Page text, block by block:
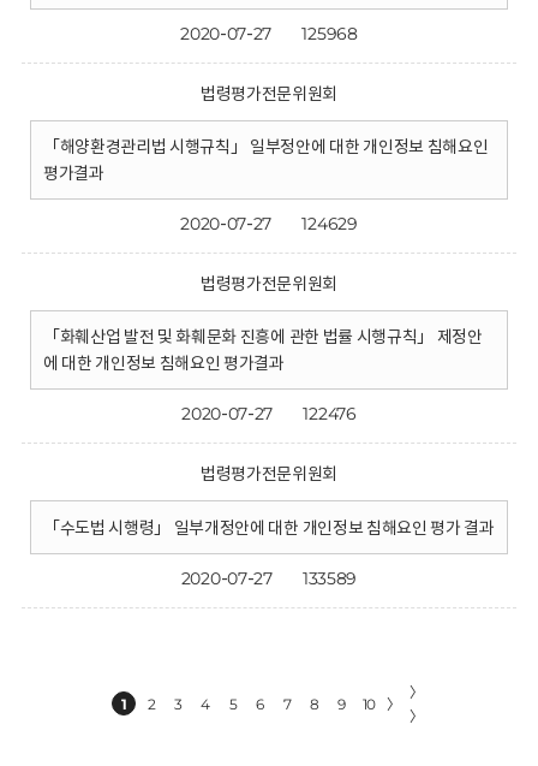
2020-07-27 125968
법령평가전문위원회
「해양환경관리법 시행규칙」 일부정안에 대한 개인정보 침해요인
평가결과
2020-07-27 124629
법령평가전문위원회
「화훼산업 발전 및 화훼문화 진흥에 관한 법률 시행규칙」 제정안
에 대한 개인정보 침해요인 평가결과
2020-07-27 122476
법령평가전문위원회
「수도법 시행령」 일부개정안에 대한 개인정보 침해요인 평가 결과
2020-07-27 133589
1 2 3 4 5 6 7 8 9 10 〉
〉
〉